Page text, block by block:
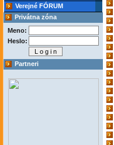
Verejné FÓRUM
Privátna zóna
Meno:
Heslo:
Partneri